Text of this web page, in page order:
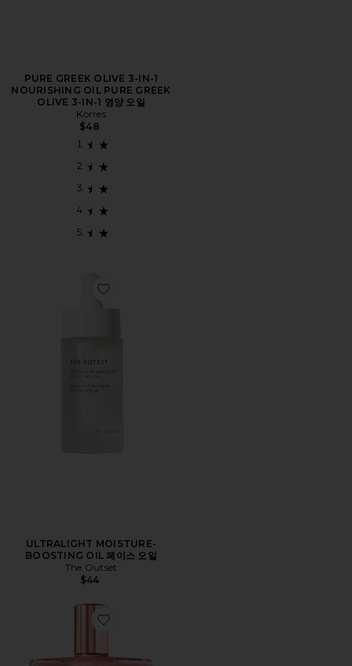
PURE GREEK OLIVE 3-IN-1
NOURISHING OIL PURE GREEK
OLIVE 3-IN-1 영양 오일
Korres
$48
Favorite ULTRALIGHT MOISTURE-BOOSTING OIL 페
ULTRALIGHT MOISTURE-
BOOSTING OIL 페이스 오일
The Outset
$44
Favorite HUILE PRODIGIEUSE FLORAL SHIMMERING